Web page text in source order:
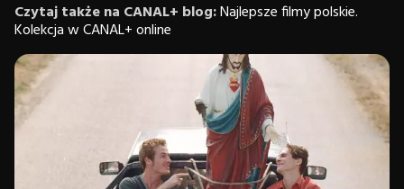
Czytaj także na CANAL+ blog:Najlepsze filmy polskie.
Kolekcja w CANAL+ online